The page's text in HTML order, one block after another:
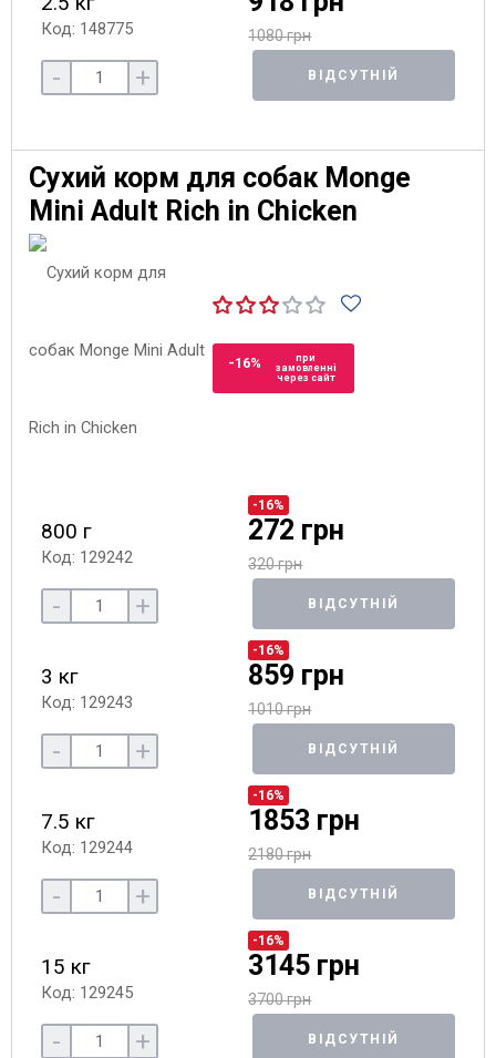
Код: 148775 1080 грн
- + ВІДСУТНІЙ
Сухий корм для собак Monge
Mini Adult Rich in Chicken
-16%
при
замовленні
через сайт
800 г
Код: 129242
-16%
272 грн
320 грн
- + ВІДСУТНІЙ
3 кг
Код: 129243
-16%
859 грн
1010 грн
- + ВІДСУТНІЙ
7.5 кг
Код: 129244
-16%
1853 грн
2180 грн
- + ВІДСУТНІЙ
15 кг
Код: 129245
-16%
3145 грн
3700 грн
- + ВІДСУТНІЙ